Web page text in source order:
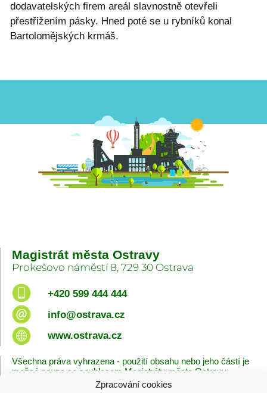
Zpracování cookies
dodavatelských firem areál slavnostně otevřeli
přestřižením pásky. Hned poté se u rybníků konal
Bartolomějských krmáš.
Magistrát města Ostravy
Prokešovo náměstí 8, 729 30 Ostrava
+420 599 444 444
info@ostrava.cz
www.ostrava.cz
Všechna práva vyhrazena - použití obsahu nebo jeho částí je
možné pouze se souhlasem Magistrátu města Ostravy.